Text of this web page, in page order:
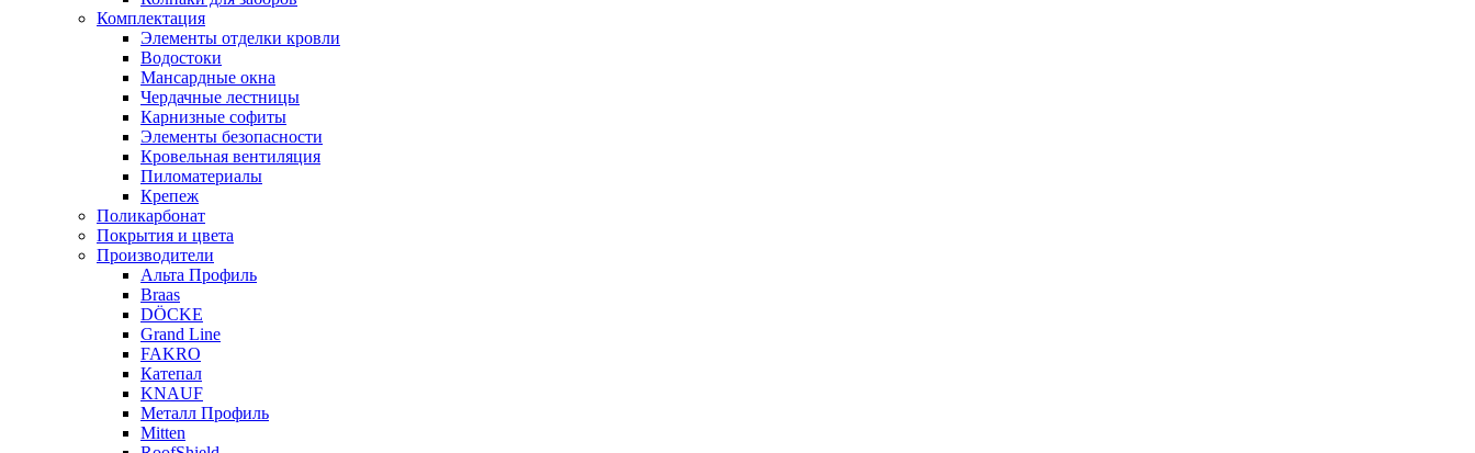
Комплектация
Элементы отделки кровли
Водостоки
Мансардные окна
Чердачные лестницы
Карнизные софиты
Элементы безопасности
Кровельная вентиляция
Пиломатериалы
Крепеж
Поликарбонат
Покрытия и цвета
Производители
Альта Профиль
Braas
DÖCKE
Grand Line
FAKRO
Катепал
KNAUF
Металл Профиль
Mitten